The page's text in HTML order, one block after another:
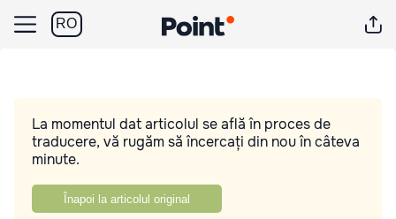
RO
La momentul dat articolul se află în proces de
traducere, vă rugăm să încercați din nou în câteva
minute.
Înapoi la articolul original